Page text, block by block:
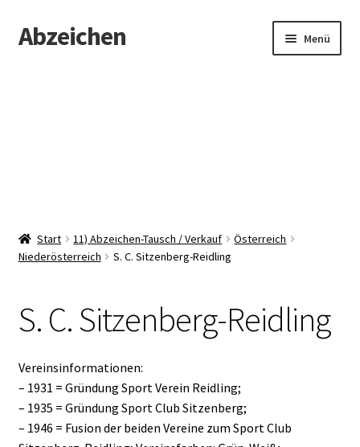
Zur
Navigation
Zum
Inhalt
Abzeichen Menü
Start 11) Abzeichen-Tausch / Verkauf
Österreich
Niederösterreich
S. C. Sitzenberg-Reidling
S. C. Sitzenberg-Reidling
Vereinsinformationen:
– 1931 = Gründung Sport Verein Reidling;
– 1935 = Gründung Sport Club Sitzenberg;
– 1946 = Fusion der beiden Vereine zum Sport Club